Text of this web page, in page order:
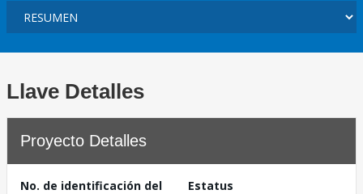
Llave Detalles
Proyecto Detalles
No. de identificación del
Estatus